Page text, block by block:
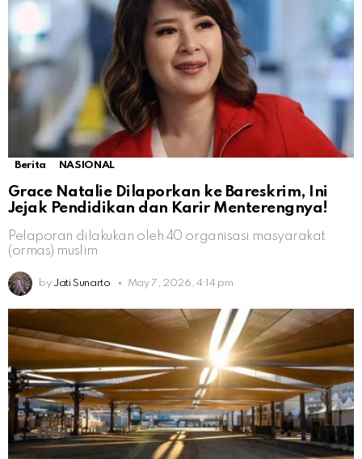
Berita NASIONAL
Grace Natalie Dilaporkan ke Bareskrim, Ini
Jejak Pendidikan dan Karir Menterengnya!
Pelaporan dilakukan oleh 40 organisasi masyarakat
(ormas) muslim
by Jati Sunarto May 7, 2026, 4:14 pm